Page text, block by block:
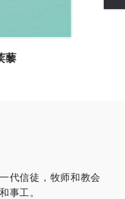
藜
代信徒，牧师和教会
事工。